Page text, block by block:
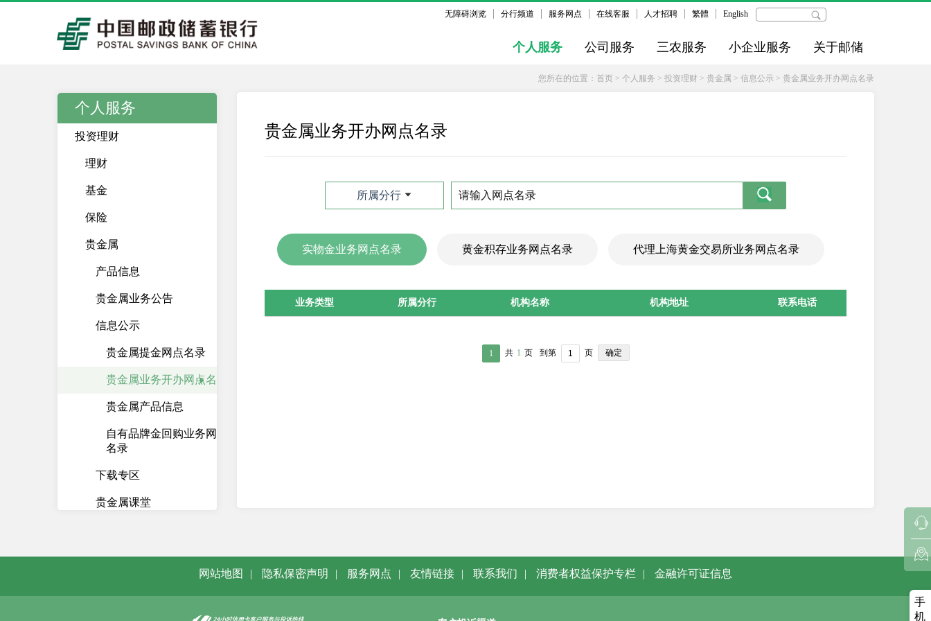
无障碍浏览 分行频道 服务网点 在线客服 人才招聘 繁體 English
个人服务 公司服务 三农服务 小企业服务 关于邮储
您所在的位置： 首页 > 个人服务 > 投资理财 > 贵金属 > 信息公示 > 贵金属业务开办网点名录
个人服务
投资理财
理财
基金
保险
贵金属
产品信息
贵金属业务公告
信息公示
贵金属提金网点名录
贵金属业务开办网点名录
贵金属产品信息
自有品牌金回购业务网点
名录
下载专区
贵金属课堂
资金存管
贵金属业务开办网点名录
所属分行
实物金业务网点名录 黄金积存业务网点名录 代理上海黄金交易所业务网点名录
业务类型 所属分行 机构名称 机构地址 联系电话
1 共 1 页 到第 页 确定
网站地图 | 隐私保密声明 | 服务网点 | 友情链接 | 联系我们 | 消费者权益保护专栏 | 金融许可证信息
手
机